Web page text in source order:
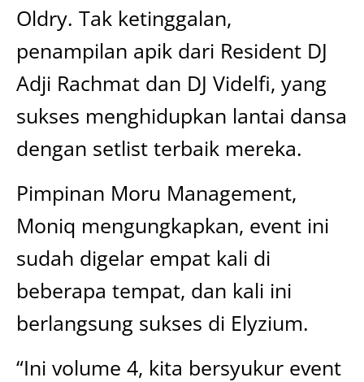
Oldry. Tak ketinggalan,
penampilan apik dari Resident DJ
Adji Rachmat dan DJ Videlfi, yang
sukses menghidupkan lantai dansa
dengan setlist terbaik mereka.
Pimpinan Moru Management,
Moniq mengungkapkan, event ini
sudah digelar empat kali di
beberapa tempat, dan kali ini
berlangsung sukses di Elyzium.
“Ini volume 4, kita bersyukur event